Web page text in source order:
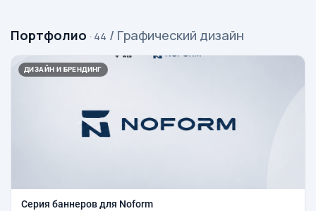
Портфолио · 44 / Графический дизайн
ДИЗАЙН И БРЕНДИНГ
Серия баннеров для Noform